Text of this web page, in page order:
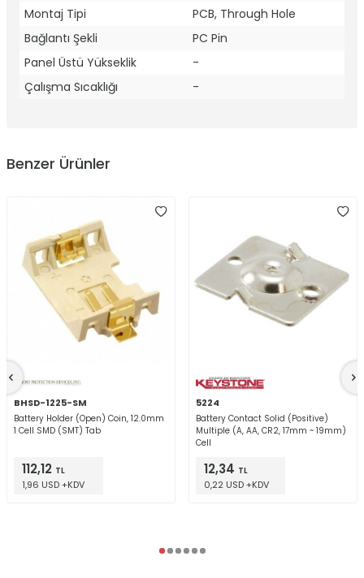
Montaj Tipi
PCB, Through Hole
Bağlantı Şekli
PC Pin
Panel Üstü Yükseklik
-
Çalışma Sıcaklığı
-
Benzer Ürünler
BHSD-1225-SM
Battery Holder (Open) Coin, 12.0mm
1 Cell SMD (SMT) Tab
112,12 TL
1,96 USD +KDV
5224
Battery Contact Solid (Positive)
Multiple (A, AA, CR2, 17mm ~ 19mm)
Cell
12,34 TL
0,22 USD +KDV